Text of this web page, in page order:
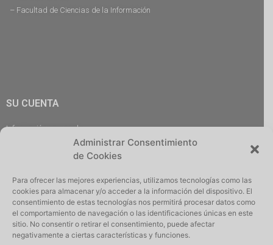
Administrar Consentimiento
de Cookies
Para ofrecer las mejores experiencias, utilizamos tecnologías como las
cookies para almacenar y/o acceder a la información del dispositivo. El
consentimiento de estas tecnologías nos permitirá procesar datos como
el comportamiento de navegación o las identificaciones únicas en este
sitio. No consentir o retirar el consentimiento, puede afectar
negativamente a ciertas características y funciones.
– Facultad de Ciencias de la Información
SU CUENTA
Información personal
Cerrar Sesión
Iniciar Sesión